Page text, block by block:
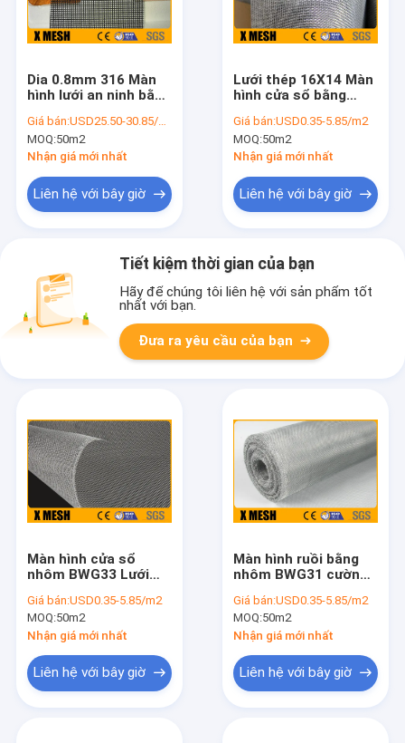
Dia 0.8mm 316 Màn
hình lưới an ninh bằng
axit
Giá bán:USD25.50-30.85/m2
MOQ:50m2
Nhận giá mới nhất
Liên hệ với bây giờ
Lưới thép 16X14 Màn
hình cửa sổ bằng
trơn
Giá bán:USD0.35-5.85/m2
MOQ:50m2
Nhận giá mới nhất
Liên hệ với bây giờ
Tiết kiệm thời gian của bạn
Hãy để chúng tôi liên hệ với sản phẩm tốt
nhất với bạn.
Đưa ra yêu cầu của bạn
Màn hình cửa sổ
nhôm BWG33 Lưới
Giá bán:USD0.35-5.85/m2
MOQ:50m2
Nhận giá mới nhất
Liên hệ với bây giờ
Màn hình ruồi bằng
nhôm BWG31 cường
chống côn trùng
Giá bán:USD0.35-5.85/m2
MOQ:50m2
Nhận giá mới nhất
Liên hệ với bây giờ